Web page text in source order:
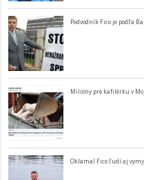
Podvodník Fico je podľa
Milióny pre kafilérku v
Oklamal Fico ľudí aj